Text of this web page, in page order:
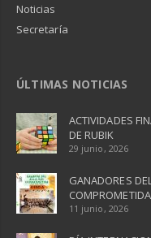
Noticias
Secretaría
ÚLTIMAS NOTICIAS
ACTIVIDADES
DE RUBIK
29 junio, 2026
GANADORES
11 junio, 2026